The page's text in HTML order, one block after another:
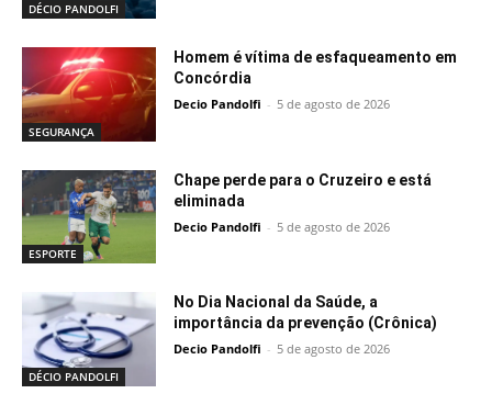
DÉCIO PANDOLFI
SEGURANÇA
Homem é vítima de esfaqueamento em
Concórdia
Decio Pandolfi - 5 de agosto de 2026
ESPORTE
Chape perde para o Cruzeiro e está
eliminada
Decio Pandolfi - 5 de agosto de 2026
DÉCIO PANDOLFI
No Dia Nacional da Saúde, a
importância da prevenção (Crônica)
Decio Pandolfi - 5 de agosto de 2026